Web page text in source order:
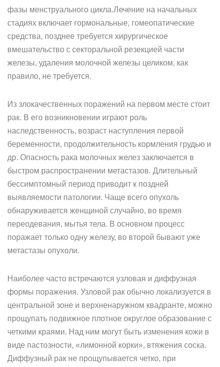
фазы менструального цикла.Лечение на начальных
стадиях включает гормональные, гомеопатические
средства, позднее требуется хирургическое
вмешательство с секторальной резекцией части
железы, удаления молочной железы целиком, как
правило, не требуется.
Из злокачественных поражений на первом месте стоит
рак. В его возникновении играют роль
наследственность, возраст наступления первой
беременности, продолжительность кормления грудью и
др. Опасность рака молочных желез заключается в
быстром распространении метастазов. Длительный
бессимптомный период приводит к поздней
выявляемости патологии. Чаще всего опухоль
обнаруживается женщиной случайно, во время
переодевания, мытья тела. В основном процесс
поражает только одну железу, во второй бывают уже
метастазы опухоли.
Наиболее часто встречаются узловая и диффузная
формы поражения. Узловой рак обычно локализуется в
центральной зоне и верхненаружном квадранте, можно
прощупать подвижное плотное округлое образование с
четкими краями. Над ним могут быть изменения кожи в
виде пастозности, «лимонной корки», втяжения соска.
Диффузный рак не прощупывается четко, при